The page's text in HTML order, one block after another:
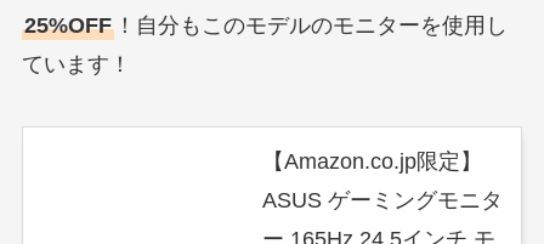
25%OFF！自分もこのモデルのモニターを使用し
ています！
【Amazon.co.jp限定】
ASUS ゲーミングモニタ